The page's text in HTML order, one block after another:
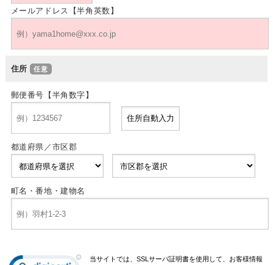
メールアドレス【半角英数】
住所
郵便番号【半角数字】
都道府県／市区郡
町名・番地・建物名
当サイトでは、SSLサーバ証明書を使用して、お客様情報